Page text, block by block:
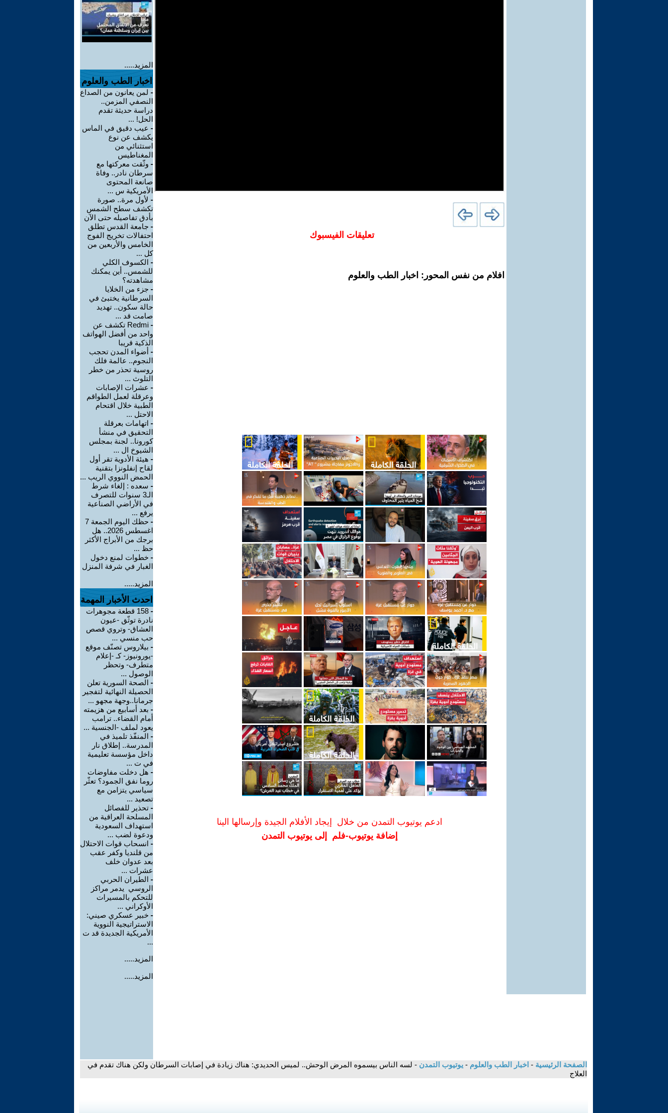
تعليقات الفيسبوك
افلام من نفس المحور: اخبار الطب والعلوم
ادعم يوتيوب التمدن من خلال إيجاد الأفلام الجيدة وإرسالها الينا
إضافة يوتيوب-فلم إلى يوتيوب التمدن
المزيد.....
اخبار الطب والعلوم
- لمن يعانون من الصداع
النصفي المزمن..
دراسة حديثة تقدم
الحل! ...
- عيب دقيق في الماس
يكشف عن نوع
استثنائي من
المغناطيس
- وثّقت معركتها مع
سرطان نادر.. وفاة
صانعة المحتوى
الأمريكية س ...
- لأول مرة.. صورة
تكشف سطح الشمس
بأدق تفاصيله حتى الآن
- جامعة القدس تطلق
احتفالات تخريج الفوج
الخامس والأربعين من
كل ...
- الكسوف الكلي
للشمس.. أين يمكنك
مشاهدته؟
- جزء من الخلايا
السرطانية يختبئ في
حالة سكون.. تهديد
صامت قد ...
-
Redmi تكشف عن
واحد من أفضل الهواتف
الذكية قريبا
- أضواء المدن تحجب
النجوم.. عالمة فلك
روسية تحذر من خطر
التلوث ...
- عشرات الإصابات
وعرقلة لعمل الطواقم
الطبية خلال اقتحام
الاحتل ...
- اتهامات بعرقلة
التحقيق في منشأ
كورونا.. لجنة بمجلس
الشيوخ ال ...
- هيئة الأدوية تقر أول
لقاح إنفلونزا بتقنية
الحمض النووي الريب ...
- سعده : إلغاء شرط
الـ3 سنوات للتصرف
في الأراضي الصناعية
يرفع ...
-
حظك اليوم الجمعة 7
اغسطس 2026.. هل
برجك من الأبراج الأكثر
حظ ...
- خطوات لمنع دخول
الغبار في شرفة المنزل
المزيد.....
احدث الأخبار المهمة
-
158 قطعة مجوهرات
نادرة توثّق -عيون
العشاق- وتروي قصص
حب منسي ...
- بيلاروس تصنّف موقع
-يورونيوز- كـ -إعلام
متطرف- وتحظر
الوصول ...
- الصحة السورية تعلن
الحصيلة النهائية لتفجير
جرمانا..وجهة مجهو ...
- بعد أسابيع من هزيمته
أمام القضاء.. ترامب
يعود لملف -الجنسية ...
- المنفّذ تلميذ في
المدرسة.. إطلاق نار
داخل مؤسسة تعليمية
في ت ...
- هل دخلت مفاوضات
روما نفق الجمود؟ تعثّر
سياسي يتزامن مع
تصعيد ...
- تحذير للفصائل
المسلحة العراقية من
استهداف السعودية
ودعوة لضب ...
- انسحاب قوات الاحتلال
من قلنديا وكفر عقب
بعد عدوان خلف
عشرات ...
- الطيران الحربي
الروسي يدمر مراكز
للتحكم بالمسيرات
الأوكراني ...
- خبير عسكري صيني:
الاستراتيجية النووية
الأمريكية الجديدة قد ت
...
المزيد.....
المزيد.....
الصفحة الرئيسية - اخبار الطب والعلوم - يوتيوب التمدن - لسه الناس بيسموه المرض الوحش.. لميس الحديدي: هناك زيادة في إصابات السرطان ولكن هناك تقدم في
العلاج